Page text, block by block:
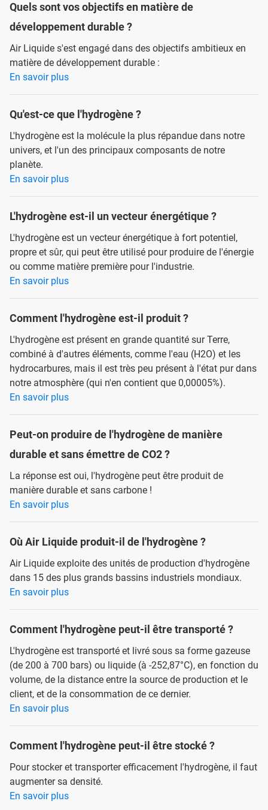
Quels sont vos objectifs en matière de
développement durable ?
Air Liquide s'est engagé dans des objectifs ambitieux en
matière de développement durable :
En savoir plus
Qu'est-ce que l'hydrogène ?
L'hydrogène est la molécule la plus répandue dans notre
univers, et l'un des principaux composants de notre
planète.
En savoir plus
L'hydrogène est-il un vecteur énergétique ?
L'hydrogène est un vecteur énergétique à fort potentiel,
propre et sûr, qui peut être utilisé pour produire de l'énergie
ou comme matière première pour l'industrie.
En savoir plus
Comment l'hydrogène est-il produit ?
L'hydrogène est présent en grande quantité sur Terre,
combiné à d'autres éléments, comme l'eau (H2O) et les
hydrocarbures, mais il est très peu présent à l'état pur dans
notre atmosphère (qui n'en contient que 0,00005%).
En savoir plus
Peut-on produire de l'hydrogène de manière
durable et sans émettre de CO2 ?
La réponse est oui, l'hydrogène peut être produit de
manière durable et sans carbone !
En savoir plus
Où Air Liquide produit-il de l'hydrogène ?
Air Liquide exploite des unités de production d'hydrogène
dans 15 des plus grands bassins industriels mondiaux.
En savoir plus
Comment l'hydrogène peut-il être transporté ?
L'hydrogène est transporté et livré sous sa forme gazeuse
(de 200 à 700 bars) ou liquide (à -252,87°C), en fonction du
volume, de la distance entre la source de production et le
client, et de la consommation de ce dernier.
En savoir plus
Comment l'hydrogène peut-il être stocké ?
Pour stocker et transporter efficacement l'hydrogène, il faut
augmenter sa densité.
En savoir plus